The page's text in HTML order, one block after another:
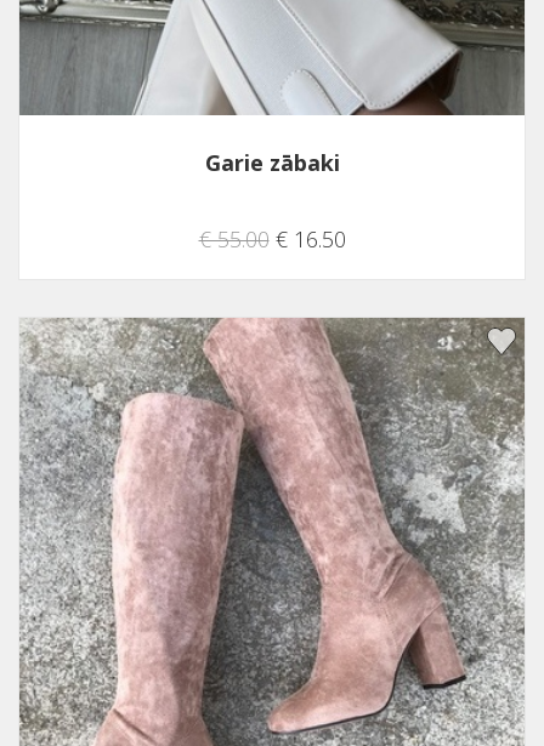
Garie zābaki
€ 55.00€ 16.50